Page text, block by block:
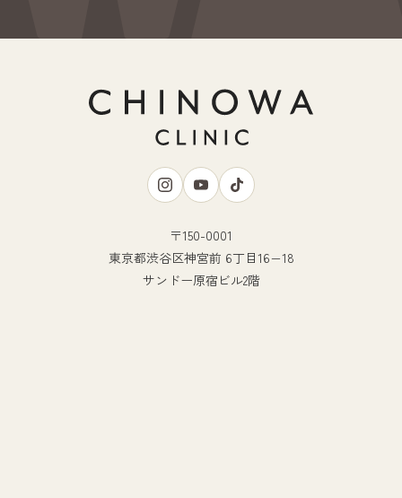
〒150-0001
東京都渋谷区神宮前 6丁目16−18
サンドー原宿ビル2階